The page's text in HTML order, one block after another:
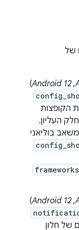
של
)
הקופצות
העליון.
בוליאני
)
של חלון